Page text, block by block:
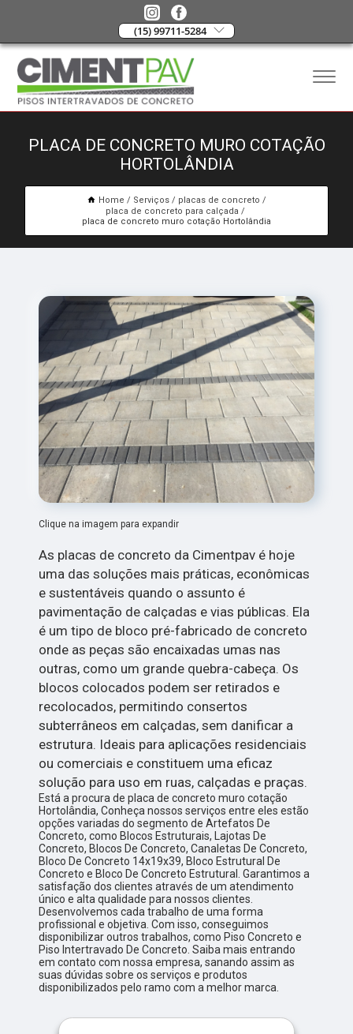
(15) 99711-5284
PLACA DE CONCRETO MURO COTAÇÃO
HORTOLÂNDIA
Home Serviços
placas de concreto
placa de concreto para calçada
placa de concreto muro cotação Hortolândia
Clique na imagem para expandir
As placas de concreto da Cimentpav é hoje
uma das soluções mais práticas, econômicas
e sustentáveis quando o assunto é
pavimentação de calçadas e vias públicas. Ela
é um tipo de bloco pré-fabricado de concreto
onde as peças são encaixadas umas nas
outras, como um grande quebra-cabeça. Os
blocos colocados podem ser retirados e
recolocados, permitindo consertos
subterrâneos em calçadas, sem danificar a
estrutura. Ideais para aplicações residenciais
ou comerciais e constituem uma eficaz
solução para uso em ruas, calçadas e praças.
Está a procura de placa de concreto muro cotação
Hortolândia, Conheça nossos serviços entre eles estão
opções variadas do segmento de Artefatos De
Concreto, como Blocos Estruturais, Lajotas De
Concreto, Blocos De Concreto, Canaletas De Concreto,
Bloco De Concreto 14x19x39, Bloco Estrutural De
Concreto e Bloco De Concreto Estrutural. Garantimos a
satisfação dos clientes através de um atendimento
único e alta qualidade para nossos clientes.
Desenvolvemos cada trabalho de uma forma
profissional e objetiva. Com isso, conseguimos
disponibilizar outros trabalhos, como Piso Concreto e
Piso Intertravado De Concreto. Saiba mais entrando
em contato com nossa empresa, sanando assim as
suas dúvidas sobre os serviços e produtos
disponibilizados pelo ramo com a melhor marca.